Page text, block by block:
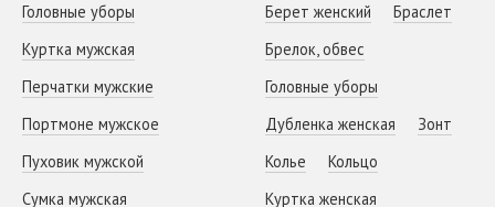
Головные уборы
Куртка мужская
Перчатки мужские
Портмоне мужское
Пуховик мужской
Сумка мужская
Берет женский
Браслет
Брелок, обвес
Головные уборы
Дубленка женская
Зонт
Колье
Кольцо
Куртка женская